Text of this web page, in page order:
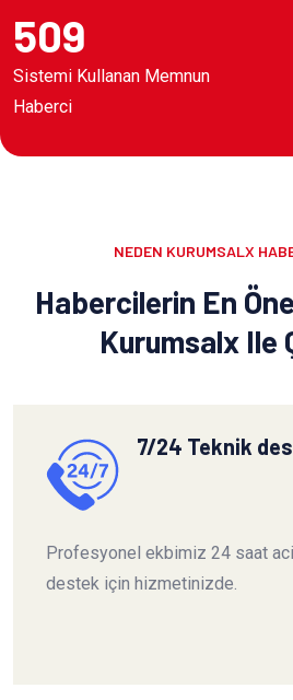
509
Sistemi Kullanan Memnun
Haberci
NEDEN KURUMSALX
Habercilerin En
Kurumsalx Ile
7/24 Teknik
Profesyonel ekbimiz 24 saat
destek için hizmetinizde.